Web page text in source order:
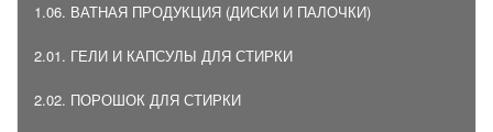
1.06. ВАТНАЯ ПРОДУКЦИЯ (ДИСКИ И ПАЛОЧКИ)
2.01. ГЕЛИ И КАПСУЛЫ ДЛЯ СТИРКИ
2.02. ПОРОШОК ДЛЯ СТИРКИ